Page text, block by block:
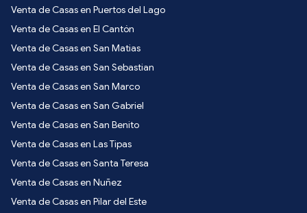
Venta de Casas en Puertos del Lago
Venta de Casas en El Cantón
Venta de Casas en San Matias
Venta de Casas en San Sebastian
Venta de Casas en San Marco
Venta de Casas en San Gabriel
Venta de Casas en San Benito
Venta de Casas en Las Tipas
Venta de Casas en Santa Teresa
Venta de Casas en Nuñez
Venta de Casas en Pilar del Este